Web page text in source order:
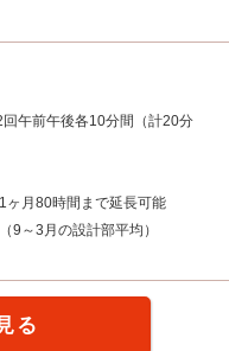
午前午後各10分間（計20分
月80時間まで延長可能
9～3月の設計部平均）
る